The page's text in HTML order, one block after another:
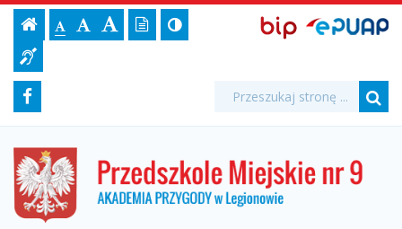
II
Festiwal
Nauki
"Razem
ze
Słońcem"
Ustawienia
strony
Strona
główna
Czcionka,
jejCzcionkaCzcionka
Czcionka
Wersja
tekstowa
Kontrast
(włącz/wyłącz)
Informacja
dla
BIP,
Biuletyn
Informacji
EPUAP
Media
społecznościowe
Facebook Wyszukiwarka
Formularz
wyszukiwania
Wyszukiwana
fraza:
Przedszkole
Miejskie
nr
w